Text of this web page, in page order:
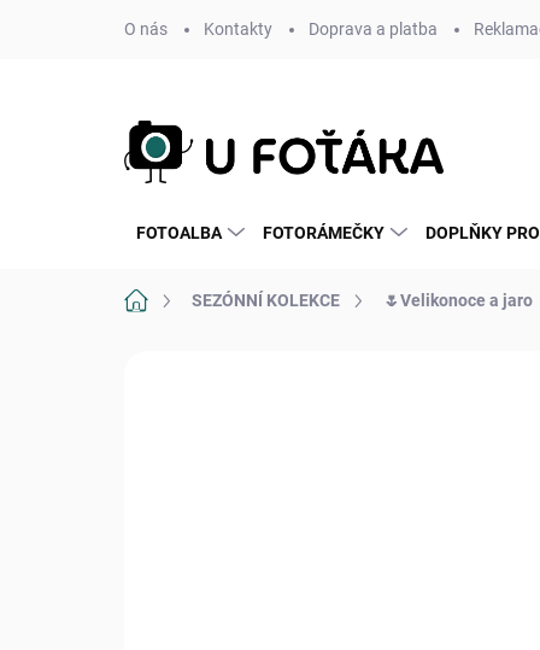
O nás Kontakty Doprava a platba
FOTOALBA FOTORÁMEČKY DOPLŇKY
Domů SEZÓNNÍ KOLEKCE 🌷Velikonoce a jaro